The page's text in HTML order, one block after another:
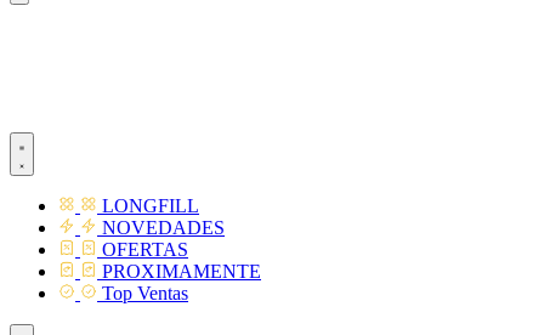
LONGFILL
NOVEDADES
OFERTAS
PROXIMAMENTE
Top Ventas